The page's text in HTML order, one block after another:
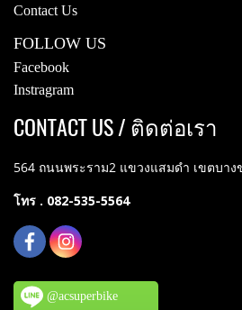
Contact Us
FOLLOW US
Facebook
Instragram
CONTACT US / ติดต่อเรา
564 ถนนพระราม2 แขวงแสมดำ เขตบา
โทร . 082-535-5564
@acsuperbike